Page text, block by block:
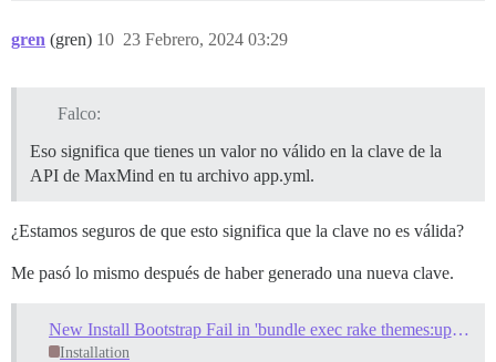
gren (gren) 23 Febrero, 2024 03:29
10
Falco:
Eso significa que tienes un valor no válido en la clave de la
API de MaxMind en tu archivo app.yml.
¿Estamos seguros de que esto significa que la clave no es válida?
Me pasó lo mismo después de haber generado una nueva clave.
New Install Bootstrap Fail in 'bundle exec rake themes:update assets:precompile'
Installation